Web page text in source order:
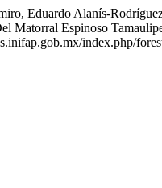
Eduardo Alanís-
Matorral Espinoso
index.php/